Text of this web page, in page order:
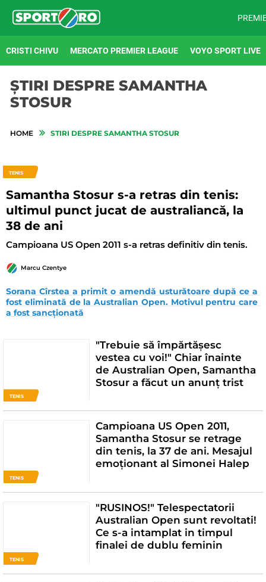
CRISTI CHIVU MERCATO PREMIER LEAGUE VOYO SPORT LIVE
ȘTIRI DESPRE SAMANTHA
STOSUR
HOME STIRI DESPRE SAMANTHA STOSUR
TENIS
Samantha Stosur s-a retras din tenis:
ultimul punct jucat de australiancă, la
38 de ani
Campioana US Open 2011 s-a retras definitiv din tenis.
Marcu Czentye
Sorana Cîrstea a primit o amendă usturătoare după ce a
fost eliminată de la Australian Open. Motivul pentru care
a fost sancționată
TENIS
"Trebuie să împărtășesc
vestea cu voi!" Chiar înainte
de Australian Open, Samantha
Stosur a făcut un anunț trist
TENIS
Campioana US Open 2011,
Samantha Stosur se retrage
din tenis, la 37 de ani. Mesajul
emoționant al Simonei Halep
TENIS
"RUSINOS!" Telespectatorii
Australian Open sunt revoltati!
Ce s-a intamplat in timpul
finalei de dublu feminin